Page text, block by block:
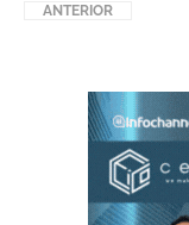
ANTERIOR